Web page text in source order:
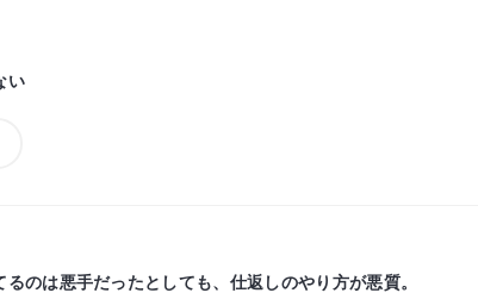
い
るのは悪手だったとしても、仕返しのやり方が悪質。